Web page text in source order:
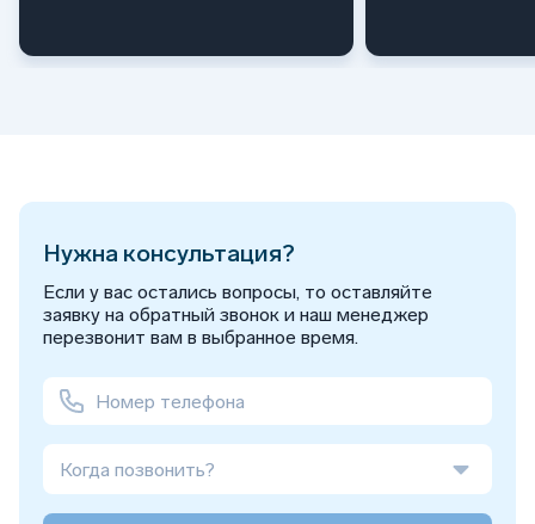
Нужна консультация?
Если у вас остались вопросы, то оставляйте
заявку на обратный звонок и наш менеджер
перезвонит вам в выбранное время.
Когда позвонить?